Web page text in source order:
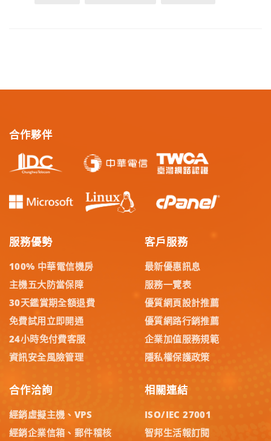
合作夥伴
服務優勢
100% 中華電信機房
主機五大防當保障
30天鑑賞期全額退費
免費試用立即開通
24小時免付費客服
資訊安全風險管理
客戶服務
最新優惠訊息
服務一覽表
優質網頁設計推薦
優質網路行銷推薦
企業加值服務規範
隱私權保護政策
合作洽詢
經銷虛擬主機、VPS
經銷企業信箱、郵件稽核
相關連結
ISO/IEC 27001
智邦生活報訂閱